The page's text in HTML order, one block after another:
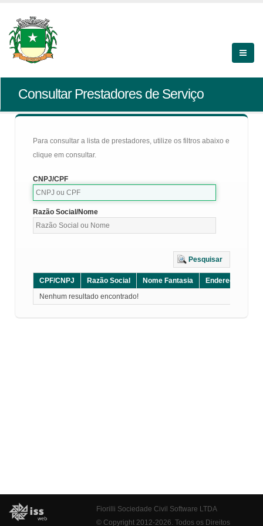
Consultar Prestadores de Serviço
Para consultar a lista de prestadores, utilize os filtros abaixo e
clique em consultar.
CNPJ/CPF
Razão Social/Nome
Pesquisar
CPF/CNPJ Razão Social Nome Fantasia Endereço
Nenhum resultado encontrado!
Fiorilli Sociedade Civil Software LTDA
© Copyright 2012-2026. Todos os Direitos